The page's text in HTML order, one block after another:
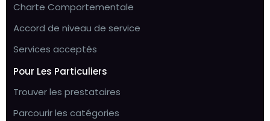
Charte Comportementale
Accord de niveau de service
Services acceptés
Pour Les Particuliers
Trouver les prestataires
Parcourir les catégories